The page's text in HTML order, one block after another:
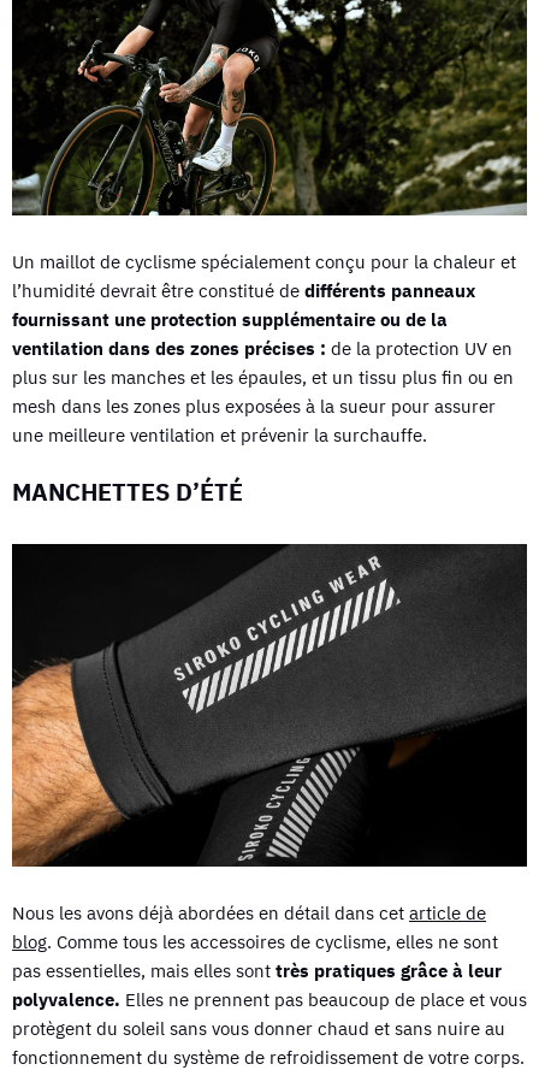
Un maillot de cyclisme spécialement conçu pour la chaleur et
l’humidité devrait être constitué de différents panneaux
fournissant une protection supplémentaire ou de la
ventilation dans des zones précises : de la protection UV en
plus sur les manches et les épaules, et un tissu plus fin ou en
mesh dans les zones plus exposées à la sueur pour assurer
une meilleure ventilation et prévenir la surchauffe.
MANCHETTES D’ÉTÉ
Nous les avons déjà abordées en détail dans cet article de
blog. Comme tous les accessoires de cyclisme, elles ne sont
pas essentielles, mais elles sont très pratiques grâce à leur
polyvalence. Elles ne prennent pas beaucoup de place et vous
protègent du soleil sans vous donner chaud et sans nuire au
fonctionnement du système de refroidissement de votre corps.